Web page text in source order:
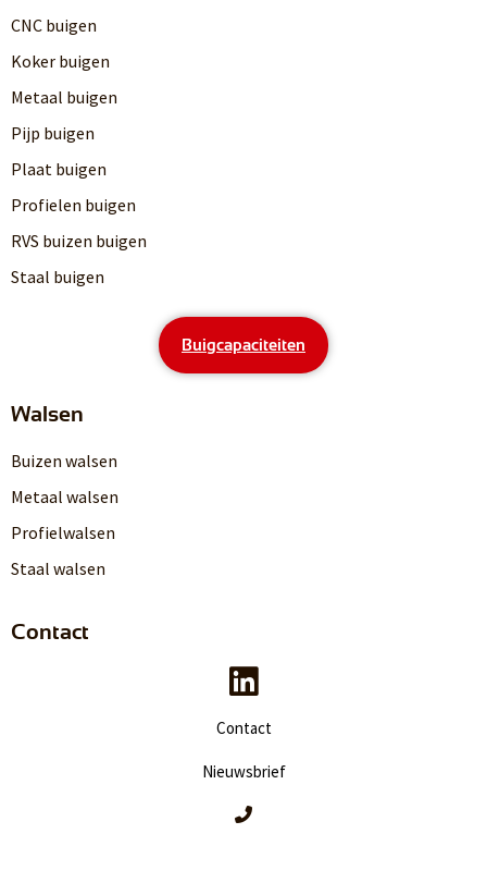
CNC buigen
Koker buigen
Metaal buigen
Pijp buigen
Plaat buigen
Profielen buigen
RVS buizen buigen
Staal buigen
Buigcapaciteiten
Walsen
Buizen walsen
Metaal walsen
Profielwalsen
Staal walsen
Contact
Contact
Nieuwsbrief